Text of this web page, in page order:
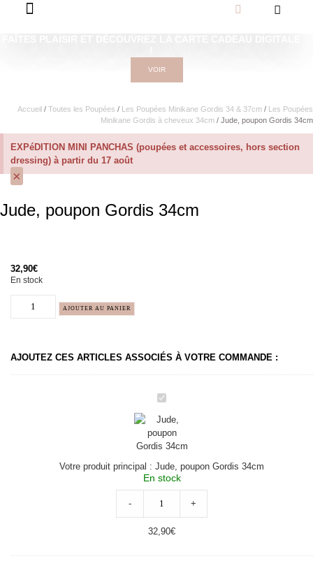
VOIR
Accueil / Toutes les Poupées / Les Poupées Minikane Gordis 34 & 37cm / Les Poupées
Minikane Gordis à cheveux 34cm / Jude, poupon Gordis 34cm
EXPéDITION MINI PANCHAS (poupées et accessoires, hors section
dressing) à partir du 17 août
×
Jude, poupon Gordis 34cm
32,90€
En stock
AJOUTER AU PANIER
AJOUTEZ CES ARTICLES ASSOCIÉS À VOTRE COMMANDE :
Jude,
Gordis
34cm
Votre produit principal : Jude, poupon Gordis 34cm
En stock
- +
32,90€